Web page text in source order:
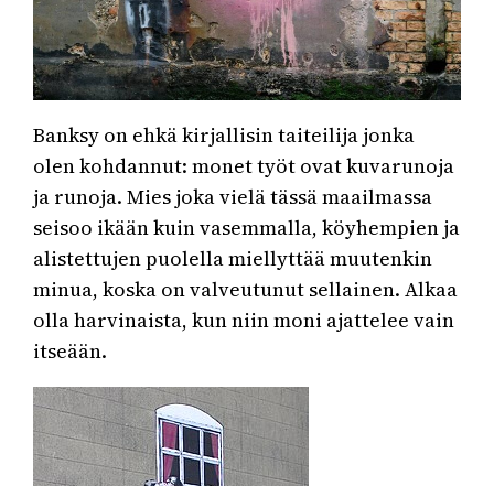
Banksy on ehkä kirjallisin taiteilija jonka
olen kohdannut: monet työt ovat kuvarunoja
ja runoja. Mies joka vielä tässä maailmassa
seisoo ikään kuin vasemmalla, köyhempien ja
alistettujen puolella miellyttää muutenkin
minua, koska on valveutunut sellainen. Alkaa
olla harvinaista, kun niin moni ajattelee vain
itseään.